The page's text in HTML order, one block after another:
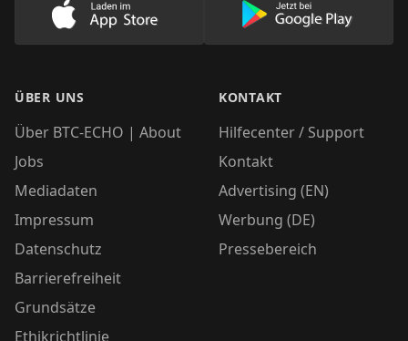
Lade unsere App im AppStore herunter
Lade unsere
ÜBER UNS
Über BTC-ECHO | About
Jobs
Mediadaten
Impressum
Datenschutz
Barrierefreiheit
Grundsätze
Ethikrichtlinie
KONTAKT
Hilfecenter / Support
Kontakt
Advertising (EN)
Werbung (DE)
Pressebereich